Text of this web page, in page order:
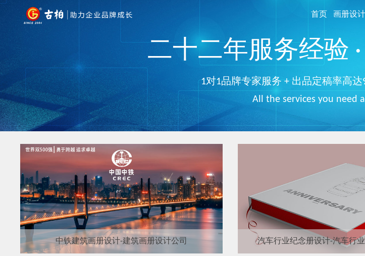
首页 画册设计
二十二年服务经验
1对1品牌专家服务 + 出品定稿率高达
All the services you need
中铁建筑画册设计-建筑画册设计公司 汽车行业纪念册设计-汽车行